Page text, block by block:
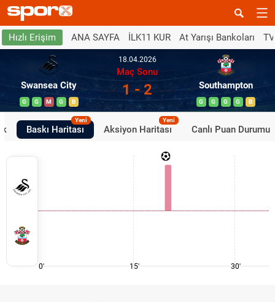
Hızlı Erişim ANA SAYFA İLK11 KUR At Yarışı Bankoları
Swansea City
G G M G B
18.04.2026
Maç Sonu
1 - 2 Southampton
G G G G B
Baskı Haritası
Yeni
Aksiyon Haritası
Yeni
Canlı Puan Durumu
0' 15' 30'